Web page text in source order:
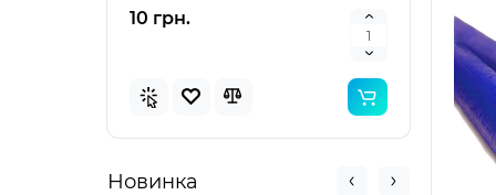
транспортування Ру..
10 грн. 10
Новинка